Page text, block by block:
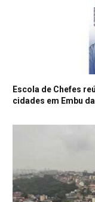
Escola de Chefes
cidades em Embu